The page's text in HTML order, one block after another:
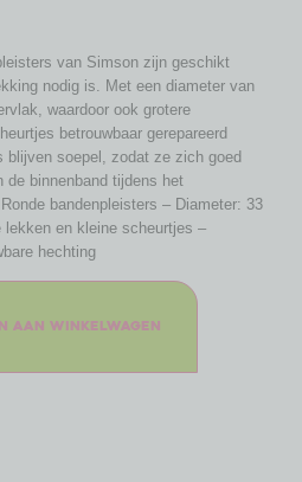
van Simson zijn geschikt
nodig is. Met een diameter van
waardoor ook grotere
betrouwbaar gerepareerd
blijven soepel, zodat ze zich goed
de binnenband tijdens het
bandenpleisters – Diameter: 33
en kleine scheurtjes –
hechting
aan winkelwagen